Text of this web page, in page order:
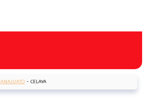
- CELAYA